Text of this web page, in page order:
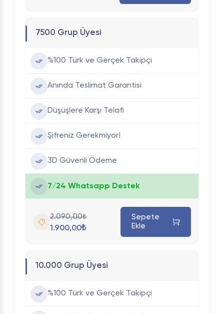
7500 Grup Üyesi
%100 Türk ve Gerçek Takipçi
Anında Teslimat Garantisi
Düşüşlere Karşı Telafi
Şifreniz Gerekmiyor!
3D Güvenli Ödeme
7/24 Whatsapp Destek
2.090,00₺
1.900,00₺
Sepete
Ekle
10.000 Grup Üyesi
%100 Türk ve Gerçek Takipçi